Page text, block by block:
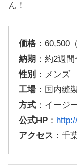
ん！
価格 ：60,500
納期 ：約2週間
性別 ：メンズ
工場：国内縫
方式 ：イージ
公式HP ：
アクセス ：千